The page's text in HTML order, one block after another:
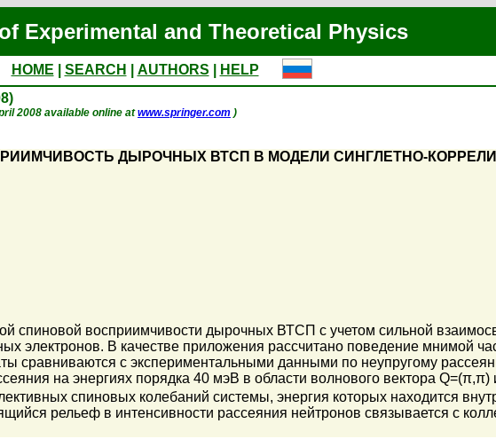
Experimental and Theoretical Physics
HOME SEARCH AUTHORS
HELP
2008 available online atwww.springer.com )
ДЫРОЧНЫХ ВТСП В МОДЕЛИ СИНГЛЕТНО-
спиновой восприимчивости дырочных ВТСП с учетом сильной
электронов. В качестве приложения рассчитано поведение мнимой
сравниваются с экспериментальными данными по неупругому
на энергиях порядка 40 мэВ в области волнового вектора
спиновых колебаний системы, энергия которых находится
рельеф в интенсивности рассеяния нейтронов связывается с